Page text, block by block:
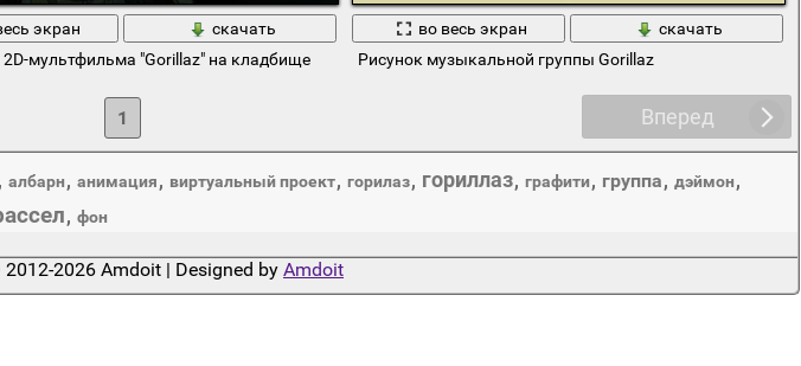
экран
скачать
мультфильма "Gorillaz" на кладбище
во весь экран
скачать
Рисунок музыкальной группы Gorillaz
Вперед
1
, албарн, анимация, виртуальный проект, горилаз, гориллаз, графити, группа, дэймон,
, фон
2026 Amdoit | Designed by Amdoit